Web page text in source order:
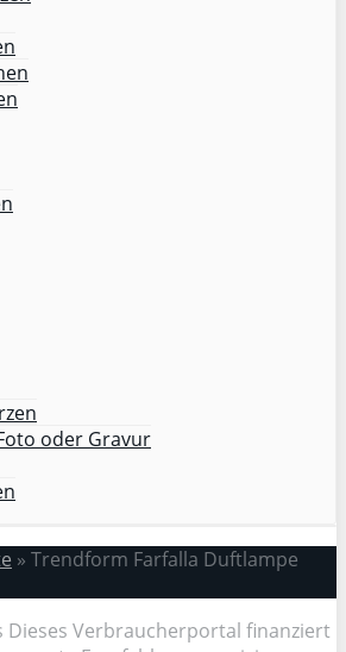
oder Gravur
» Trendform Farfalla Duftlampe
Dieses Verbraucherportal finanziert